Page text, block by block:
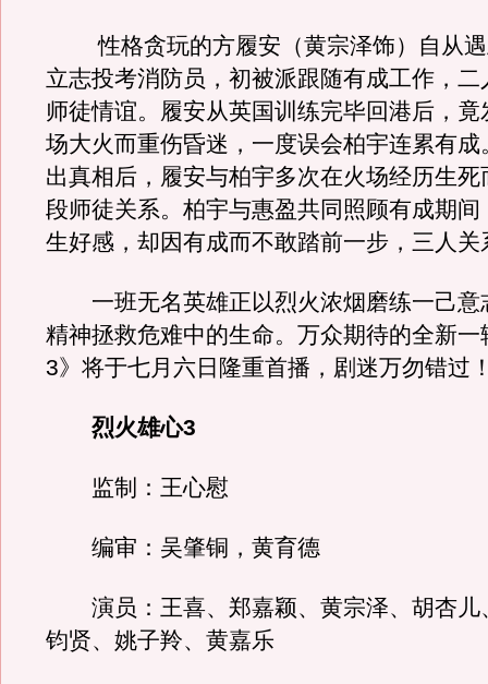
性格贪玩的方履安（黄宗泽饰）自从遇
立志投考消防员，初被派跟随有成工作，二
师徒情谊。履安从英国训练完毕回港后，
场大火而重伤昏迷，一度误会柏宇连累有成
出真相后，履安与柏宇多次在火场经历生死
段师徒关系。柏宇与惠盈共同照顾有成期间
生好感，却因有成而不敢踏前一步，三人关
一班无名英雄正以烈火浓烟磨练一己意
精神拯救危难中的生命。万众期待的全新一
3》将于七月六日隆重首播，剧迷万勿错过
烈火雄心3
监制：王心慰
编审：吴肇铜，黄育德
演员：王喜、郑嘉颖、黄宗泽、胡杏儿
钧贤、姚子羚、黄嘉乐